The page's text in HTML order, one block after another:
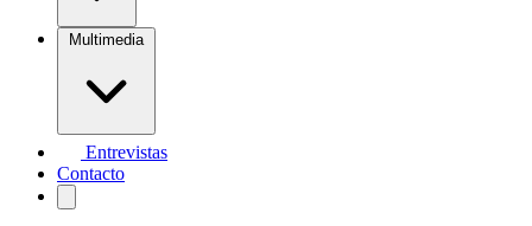
Multimedia
Entrevistas
Contacto